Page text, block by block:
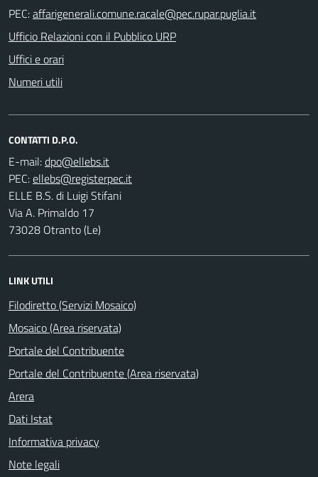
PEC:
Ufficio Relazioni con il Pubblico URP
Uffici e orari
Numeri utili
CONTATTI D.P.O.
E-mail:
PEC:
ELLE B.S. di Luigi Stifani
Via A. Primaldo 17
73028 Otranto (Le)
LINK UTILI
Filodiretto (Servizi Mosaico)
Mosaico (Area riservata)
Portale del Contribuente
Portale del Contribuente (Area riservata)
Arera
Dati Istat
Informativa privacy
Note legali